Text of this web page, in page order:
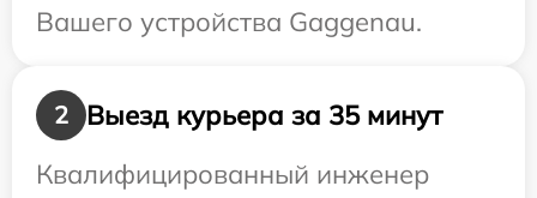
Вашего устройства Gaggenau.
2
Выезд курьера за 35 минут
Квалифицированный инженер